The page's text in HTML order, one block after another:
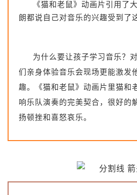
《猫和老鼠》动画片引用了
朗都说自己对音乐的兴趣受到了
为什么要让孩子学习音乐？
们亲身体验音乐会现场更能激发
趣。
《猫和老鼠》动画片里猫和
响乐队演奏的完美契合，很好的
扬顿挫和喜怒哀乐。